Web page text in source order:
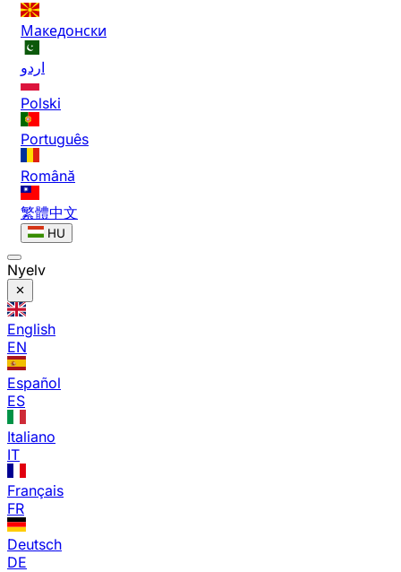
Македонски
اردو
Polski
Português
Română
繁體中文
HU
Nyelv
English
EN
Español
ES
Italiano
IT
Français
FR
Deutsch
DE